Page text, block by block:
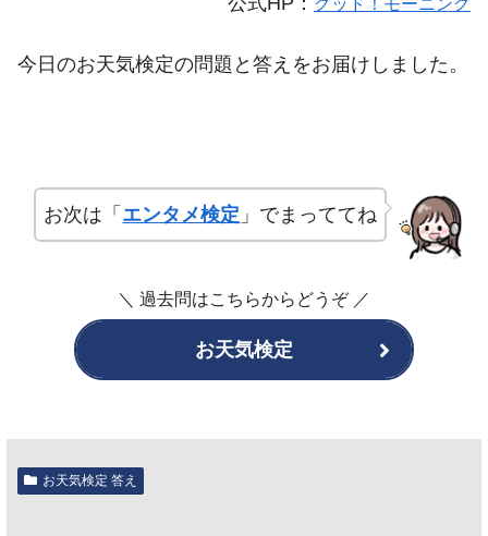
グッド！モーニング
今日のお天気検定の問題と答えをお届けしました。
お次は「 エンタメ検定 」でまっててね
＼ 過去問はこちらからどうぞ ／
お天気検定
お天気検定 答え